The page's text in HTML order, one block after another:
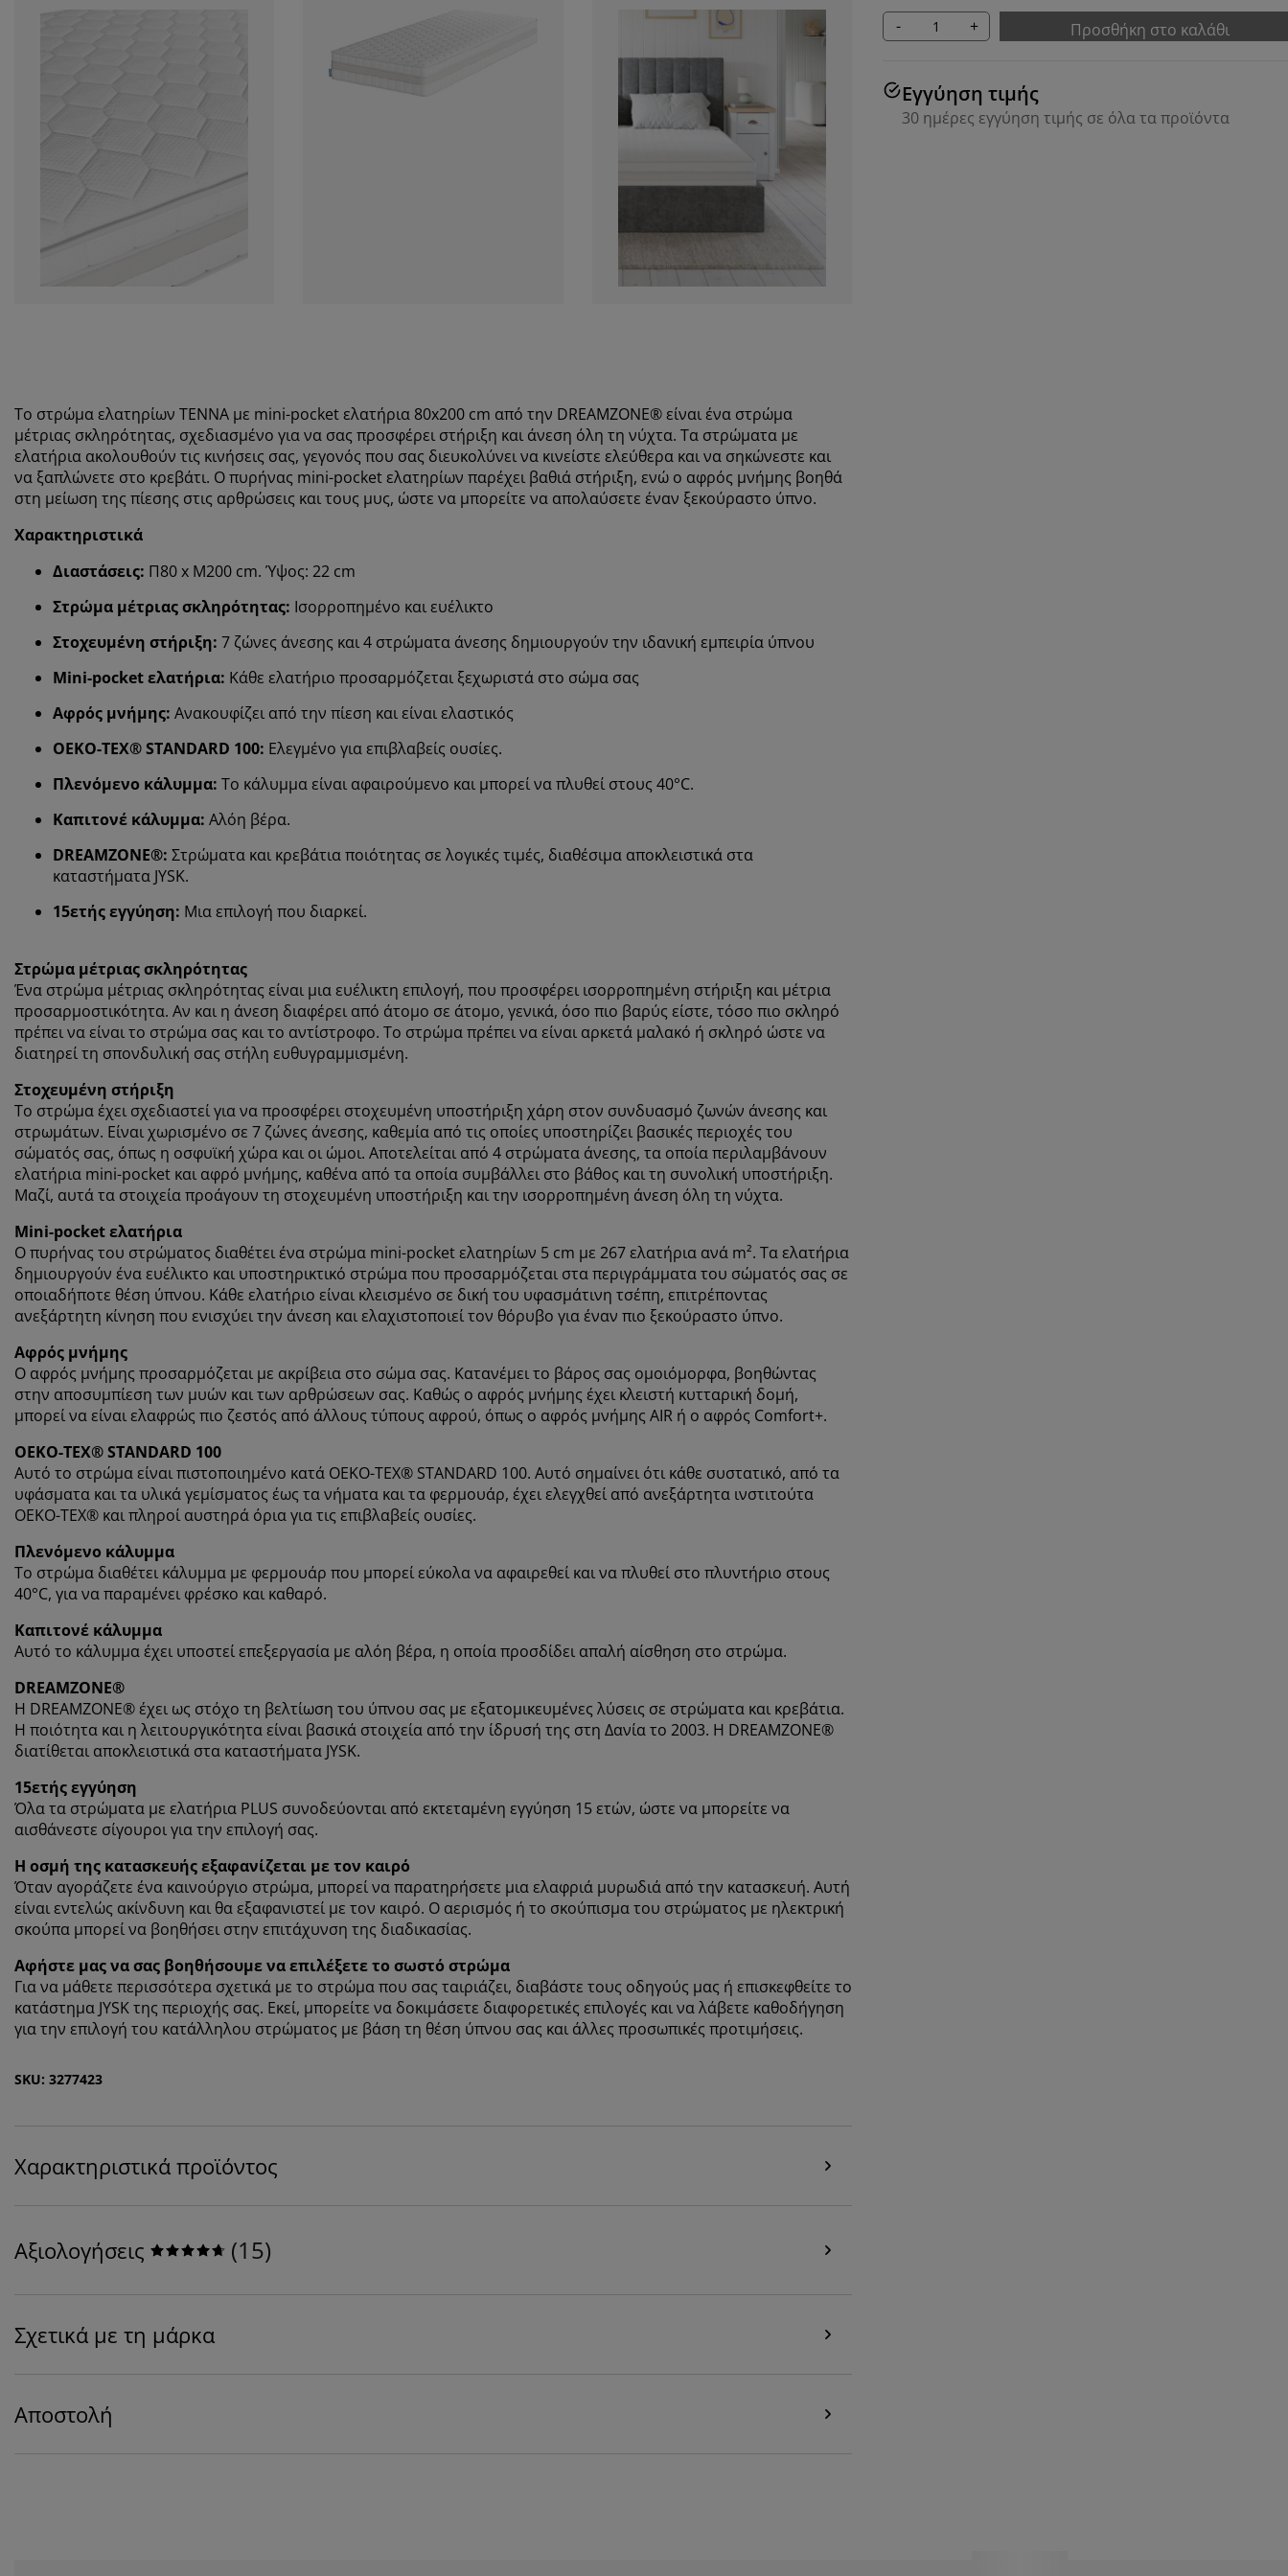
- + Προσθήκη στο καλάθι
Εγγύηση τιμής
30 ημέρες εγγύηση τιμής σε όλα τα προϊόντα
Το στρώμαελατηρίων TENNA με mini-pocket ελατήρια 80x200 cm από την DREAMZONE® είναι ένα στρώμα
μέτριας σκληρότητας, σχεδιασμένο για να σας προσφέρει στήριξη και άνεση όλη τη νύχτα. Τα στρώματα με
ελατήρια ακολουθούν τις κινήσεις σας, γεγονός που σας διευκολύνει να κινείστε ελεύθερα και να σηκώνεστε και
να ξαπλώνετε στο κρεβάτι. Ο πυρήνας mini-pocket ελατηρίων παρέχει βαθιά στήριξη, ενώ ο αφρός μνήμης βοηθά
στη μείωση της πίεσης στις αρθρώσεις και τους μυς, ώστε να μπορείτε να απολαύσετε έναν ξεκούραστο ύπνο.
Χαρακτηριστικά
Διαστάσεις: Π80 x Μ200 cm. Ύψος: 22 cm
Στρώμα μέτριας σκληρότητας: Ισορροπημένο και ευέλικτο
Στοχευμένη στήριξη: 7 ζώνες άνεσης και 4 στρώματα άνεσης δημιουργούν την ιδανική εμπειρία ύπνου
Mini-pocket ελατήρια: Κάθε ελατήριο προσαρμόζεται ξεχωριστά στο σώμα σας
Αφρός μνήμης: Ανακουφίζει από την πίεση και είναι ελαστικός
OEKO-TEX® STANDARD 100: Ελεγμένο για επιβλαβείς ουσίες.
Πλενόμενο κάλυμμα: Το κάλυμμα είναι αφαιρούμενο και μπορεί να πλυθεί στους 40°C.
Καπιτονέ κάλυμμα: Αλόη βέρα.
DREAMZONE®: Στρώματα και κρεβάτια ποιότητας σε λογικές τιμές, διαθέσιμα αποκλειστικά στα
καταστήματα JYSK.
15ετής εγγύηση: Μια επιλογή που διαρκεί.
Στρώμα μέτριας σκληρότητας
Ένα στρώμα μέτριας σκληρότητας είναι μια ευέλικτη επιλογή, που προσφέρει ισορροπημένη στήριξη και μέτρια
προσαρμοστικότητα. Αν και η άνεση διαφέρει από άτομο σε άτομο, γενικά, όσο πιο βαρύς είστε, τόσο πιο σκληρό
πρέπει να είναι το στρώμα σας και το αντίστροφο. Το στρώμα πρέπει να είναι αρκετά μαλακό ή σκληρό ώστε να
διατηρεί τη σπονδυλική σας στήλη ευθυγραμμισμένη.
Στοχευμένη στήριξη
Το στρώμα έχει σχεδιαστεί για να προσφέρει στοχευμένη υποστήριξη χάρη στον συνδυασμό ζωνών άνεσης και
στρωμάτων. Είναι χωρισμένο σε 7 ζώνες άνεσης, καθεμία από τις οποίες υποστηρίζει βασικές περιοχές του
σώματός σας, όπως η οσφυϊκή χώρα και οι ώμοι. Αποτελείται από 4 στρώματα άνεσης, τα οποία περιλαμβάνουν
ελατήρια mini-pocket και αφρό μνήμης, καθένα από τα οποία συμβάλλει στο βάθος και τη συνολική υποστήριξη.
Μαζί, αυτά τα στοιχεία προάγουν τη στοχευμένη υποστήριξη και την ισορροπημένη άνεση όλη τη νύχτα.
Mini-pocket ελατήρια
Ο πυρήνας του στρώματος διαθέτει ένα στρώμα mini-pocket ελατηρίων 5 cm με 267 ελατήρια ανά m². Τα ελατήρια
δημιουργούν ένα ευέλικτο και υποστηρικτικό στρώμα που προσαρμόζεται στα περιγράμματα του σώματός σας σε
οποιαδήποτε θέση ύπνου. Κάθε ελατήριο είναι κλεισμένο σε δική του υφασμάτινη τσέπη, επιτρέποντας
ανεξάρτητη κίνηση που ενισχύει την άνεση και ελαχιστοποιεί τον θόρυβο για έναν πιο ξεκούραστο ύπνο.
Αφρός μνήμης
Ο αφρός μνήμης προσαρμόζεται με ακρίβεια στο σώμα σας. Κατανέμει το βάρος σας ομοιόμορφα, βοηθώντας
στην αποσυμπίεση των μυών και των αρθρώσεων σας. Καθώς ο αφρός μνήμης έχει κλειστή κυτταρική δομή,
μπορεί να είναι ελαφρώς πιο ζεστός από άλλους τύπους αφρού, όπως ο αφρός μνήμης AIR ή ο αφρός Comfort+.
OEKO-TEX® STANDARD 100
Αυτό το στρώμα είναι πιστοποιημένο κατά OEKO-TEX® STANDARD 100. Αυτό σημαίνει ότι κάθε συστατικό, από τα
υφάσματα και τα υλικά γεμίσματος έως τα νήματα και τα φερμουάρ, έχει ελεγχθεί από ανεξάρτητα ινστιτούτα
OEKO-TEX® και πληροί αυστηρά όρια για τις επιβλαβείς ουσίες.
Πλενόμενο κάλυμμα
Το στρώμα διαθέτει κάλυμμα με φερμουάρ που μπορεί εύκολα να αφαιρεθεί και να πλυθεί στο πλυντήριο στους
40°C, για να παραμένει φρέσκο και καθαρό.
Καπιτονέ κάλυμμα
Αυτό το κάλυμμα έχει υποστεί επεξεργασία με αλόη βέρα, η οποία προσδίδει απαλή αίσθηση στο στρώμα.
DREAMZONE®
Η DREAMZONE® έχει ως στόχο τη βελτίωση του ύπνου σας με εξατομικευμένες λύσεις σε στρώματα και κρεβάτια.
Η ποιότητα και η λειτουργικότητα είναι βασικά στοιχεία από την ίδρυσή της στη Δανία το 2003. Η DREAMZONE®
διατίθεται αποκλειστικά στα καταστήματα JYSK.
15ετής εγγύηση
Όλα τα στρώματα με ελατήρια PLUS συνοδεύονται από εκτεταμένη εγγύηση 15 ετών, ώστε να μπορείτε να
αισθάνεστε σίγουροι για την επιλογή σας.
Η οσμή της κατασκευής εξαφανίζεται με τον καιρό
Όταν αγοράζετε ένα καινούργιο στρώμα, μπορεί να παρατηρήσετε μια ελαφριά μυρωδιά από την κατασκευή. Αυτή
είναι εντελώς ακίνδυνη και θα εξαφανιστεί με τον καιρό. Ο αερισμός ή το σκούπισμα του στρώματος με ηλεκτρική
σκούπα μπορεί να βοηθήσει στην επιτάχυνση της διαδικασίας.
Αφήστε μας να σας βοηθήσουμε να επιλέξετε το σωστό στρώμα
Για να μάθετε περισσότερα σχετικά με το στρώμα που σας ταιριάζει, διαβάστε τους οδηγούς μας ή επισκεφθείτε το
κατάστημα JYSK της περιοχής σας. Εκεί, μπορείτε να δοκιμάσετε διαφορετικές επιλογές και να λάβετε καθοδήγηση
για την επιλογή του κατάλληλου στρώματος με βάση τη θέση ύπνου σας και άλλες προσωπικές προτιμήσεις.
SKU: 3277423
Χαρακτηριστικά προϊόντος
Αξιολογήσεις (15)
Σχετικά με τη μάρκα
Αποστολή